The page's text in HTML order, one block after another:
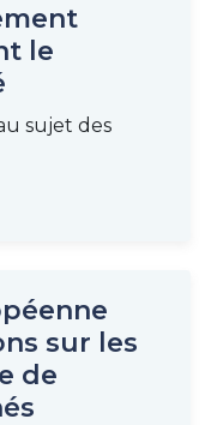
le
sujet des
sur les
de